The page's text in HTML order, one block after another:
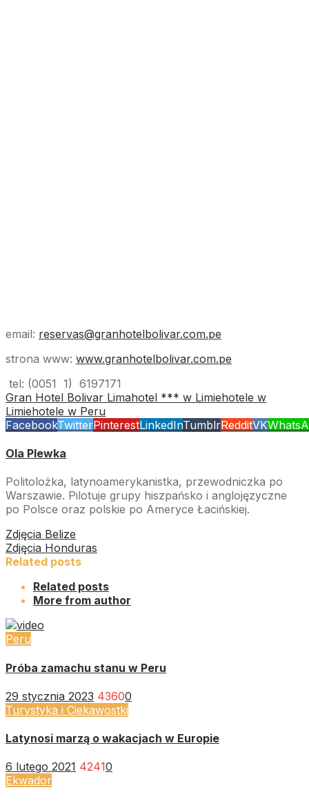
email: reservas@granhotelbolivar.com.pe
strona www: www.granhotelbolivar.com.pe
tel: (0051 1) 6197171 ‎
Gran Hotel Bolivar Limahotel *** w Limiehotele w
Limiehotele w Peru
FacebookTwitterPinterestLinkedInTumblrRedditVK
Ola Plewka
Politolożka, latynoamerykanistka, przewodniczka po
Warszawie. Pilotuje grupy hiszpańsko i anglojęzyczne
po Polsce oraz polskie po Ameryce Łacińskiej.
Zdjęcia Belize
Zdjęcia Honduras
Related posts
Related posts
More from author
Peru
Próba zamachu stanu w Peru
29 stycznia 2023 43600
Turystyka i Ciekawostki
Latynosi marzą o wakacjach w Europie
6 lutego 2021 42410
Ekwador